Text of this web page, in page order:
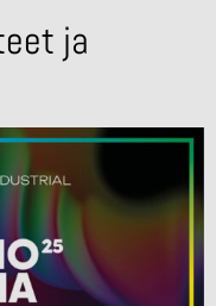
ja